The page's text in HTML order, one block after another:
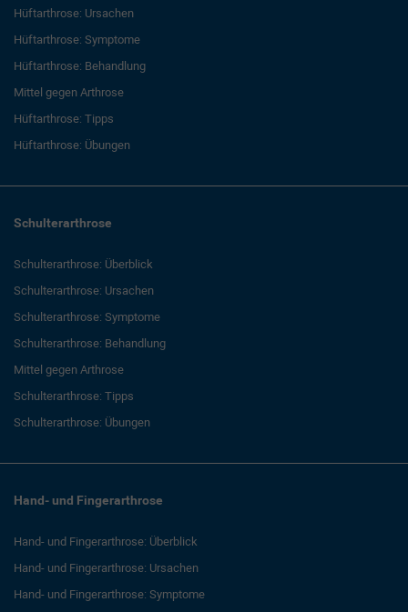
Hüftarthrose: Ursachen
Hüftarthrose: Symptome
Hüftarthrose: Behandlung
Mittel gegen Arthrose
Hüftarthrose: Tipps
Hüftarthrose: Übungen
Schulterarthrose
Schulterarthrose: Überblick
Schulterarthrose: Ursachen
Schulterarthrose: Symptome
Schulterarthrose: Behandlung
Mittel gegen Arthrose
Schulterarthrose: Tipps
Schulterarthrose: Übungen
Hand- und Fingerarthrose
Hand- und Fingerarthrose: Überblick
Hand- und Fingerarthrose: Ursachen
Hand- und Fingerarthrose: Symptome